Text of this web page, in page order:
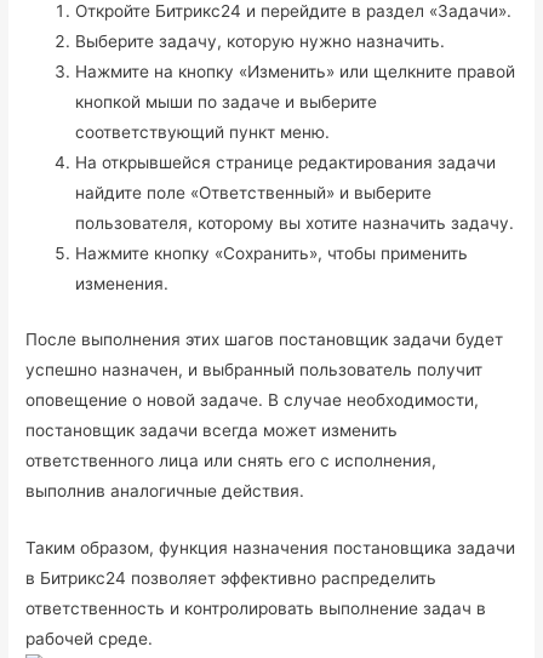
Откройте Битрикс24 и перейдите в раздел «Задачи».
Выберите задачу, которую нужно назначить.
Нажмите на кнопку «Изменить» или щелкните правой
кнопкой мыши по задаче и выберите
соответствующий пункт меню.
На открывшейся странице редактирования задачи
найдите поле «Ответственный» и выберите
пользователя, которому вы хотите назначить задачу.
Нажмите кнопку «Сохранить», чтобы применить
изменения.
После выполнения этих шагов постановщик задачи будет
успешно назначен, и выбранный пользователь получит
оповещение о новой задаче. В случае необходимости,
постановщик задачи всегда может изменить
ответственного лица или снять его с исполнения,
выполнив аналогичные действия.
Таким образом, функция назначения постановщика задачи
в Битрикс24 позволяет эффективно распределить
ответственность и контролировать выполнение задач в
рабочей среде.